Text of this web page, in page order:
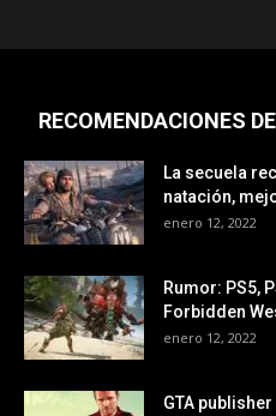
RECOMENDACIONES
La secuela
natación,
enero 12, 2022
Rumor: PS5,
Forbidden
enero 12, 2022
GTA